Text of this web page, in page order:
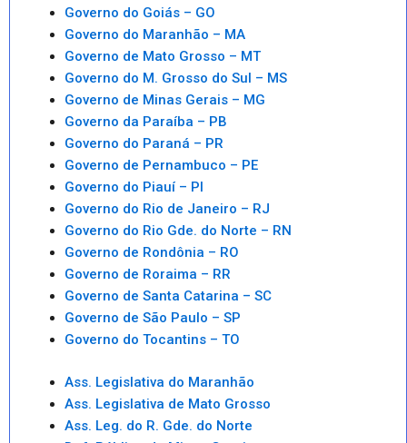
Governo do Goiás – GO
Governo do Maranhão – MA
Governo de Mato Grosso – MT
Governo do M. Grosso do Sul – MS
Governo de Minas Gerais – MG
Governo da Paraíba – PB
Governo do Paraná – PR
Governo de Pernambuco – PE
Governo do Piauí – PI
Governo do Rio de Janeiro – RJ
Governo do Rio Gde. do Norte – RN
Governo de Rondônia – RO
Governo de Roraima – RR
Governo de Santa Catarina – SC
Governo de São Paulo – SP
Governo do Tocantins – TO
Ass. Legislativa do Maranhão
Ass. Legislativa de Mato Grosso
Ass. Leg. do R. Gde. do Norte